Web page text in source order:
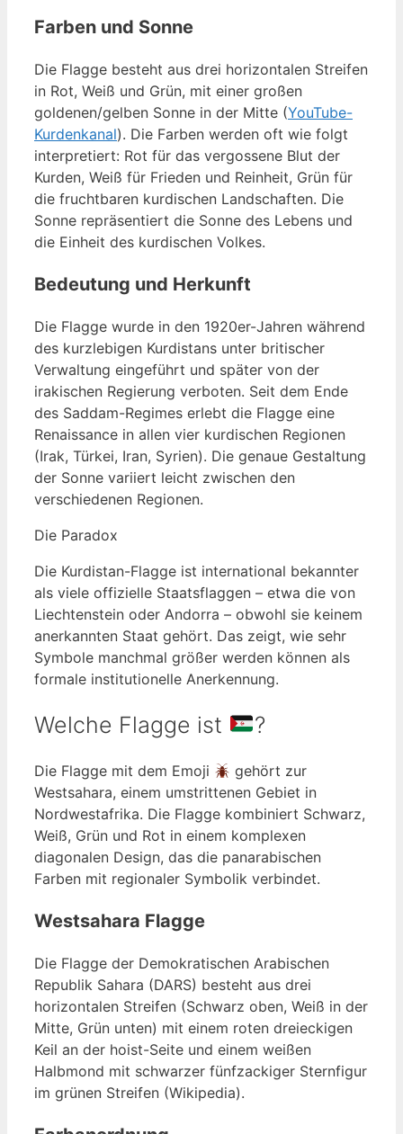
Farben und Sonne
Die Flagge besteht aus drei horizontalen Streifen
in Rot, Weiß und Grün, mit einer großen
goldenen/gelben Sonne in der Mitte (YouTube-
Kurdenkanal). Die Farben werden oft wie folgt
interpretiert: Rot für das vergossene Blut der
Kurden, Weiß für Frieden und Reinheit, Grün für
die fruchtbaren kurdischen Landschaften. Die
Sonne repräsentiert die Sonne des Lebens und
die Einheit des kurdischen Volkes.
Bedeutung und Herkunft
Die Flagge wurde in den 1920er-Jahren während
des kurzlebigen Kurdistans unter britischer
Verwaltung eingeführt und später von der
irakischen Regierung verboten. Seit dem Ende
des Saddam-Regimes erlebt die Flagge eine
Renaissance in allen vier kurdischen Regionen
(Irak, Türkei, Iran, Syrien). Die genaue Gestaltung
der Sonne variiert leicht zwischen den
verschiedenen Regionen.
Die Paradox
Die Kurdistan-Flagge ist international bekannter
als viele offizielle Staatsflaggen – etwa die von
Liechtenstein oder Andorra – obwohl sie keinem
anerkannten Staat gehört. Das zeigt, wie sehr
Symbole manchmal größer werden können als
formale institutionelle Anerkennung.
Welche Flagge ist ?
Die Flagge mit dem Emoji
gehört zur
Westsahara, einem umstrittenen Gebiet in
Nordwestafrika. Die Flagge kombiniert Schwarz,
Weiß, Grün und Rot in einem komplexen
diagonalen Design, das die panarabischen
Farben mit regionaler Symbolik verbindet.
Westsahara Flagge
Die Flagge der Demokratischen Arabischen
Republik Sahara (DARS) besteht aus drei
horizontalen Streifen (Schwarz oben, Weiß in der
Mitte, Grün unten) mit einem roten dreieckigen
Keil an der hoist-Seite und einem weißen
Halbmond mit schwarzer fünfzackiger Sternfigur
im grünen Streifen (Wikipedia).